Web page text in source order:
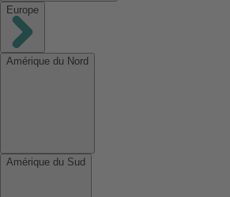
Europe
Amérique du Nord
Amérique du Sud